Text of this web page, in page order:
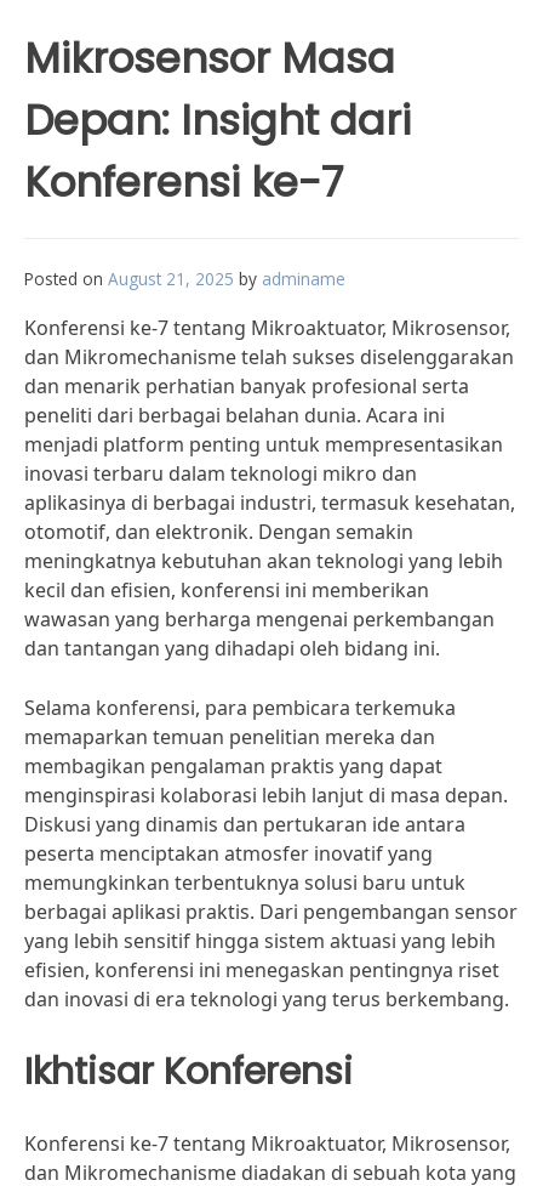
Mikrosensor Masa
Depan: Insight dari
Konferensi ke-7
Posted on August 21, 2025 by adminame
Konferensi ke-7 tentang Mikroaktuator, Mikrosensor,
dan Mikromechanisme telah sukses diselenggarakan
dan menarik perhatian banyak profesional serta
peneliti dari berbagai belahan dunia. Acara ini
menjadi platform penting untuk mempresentasikan
inovasi terbaru dalam teknologi mikro dan
aplikasinya di berbagai industri, termasuk kesehatan,
otomotif, dan elektronik. Dengan semakin
meningkatnya kebutuhan akan teknologi yang lebih
kecil dan efisien, konferensi ini memberikan
wawasan yang berharga mengenai perkembangan
dan tantangan yang dihadapi oleh bidang ini.
Selama konferensi, para pembicara terkemuka
memaparkan temuan penelitian mereka dan
membagikan pengalaman praktis yang dapat
menginspirasi kolaborasi lebih lanjut di masa depan.
Diskusi yang dinamis dan pertukaran ide antara
peserta menciptakan atmosfer inovatif yang
memungkinkan terbentuknya solusi baru untuk
berbagai aplikasi praktis. Dari pengembangan sensor
yang lebih sensitif hingga sistem aktuasi yang lebih
efisien, konferensi ini menegaskan pentingnya riset
dan inovasi di era teknologi yang terus berkembang.
Ikhtisar Konferensi
Konferensi ke-7 tentang Mikroaktuator, Mikrosensor,
dan Mikromechanisme diadakan di sebuah kota yang